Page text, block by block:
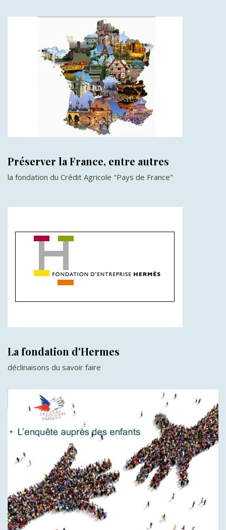
Préserver la France, entre autres
la fondation du Crédit Agricole "Pays de France"
La fondation d'Hermes
déclinaisons du savoir faire